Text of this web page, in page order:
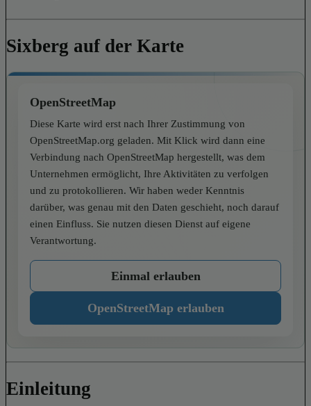
Sixberg auf der Karte
OpenStreetMap
Diese Karte wird erst nach Ihrer Zustimmung von
OpenStreetMap.org geladen. Mit Klick wird dann eine
Verbindung nach OpenStreetMap hergestellt, was dem
Unternehmen ermöglicht, Ihre Aktivitäten zu verfolgen
und zu protokollieren. Wir haben weder Kenntnis
darüber, was genau mit den Daten geschieht, noch darauf
einen Einfluss. Sie nutzen diesen Dienst auf eigene
Verantwortung.
Einmal erlauben
OpenStreetMap erlauben
Einleitung